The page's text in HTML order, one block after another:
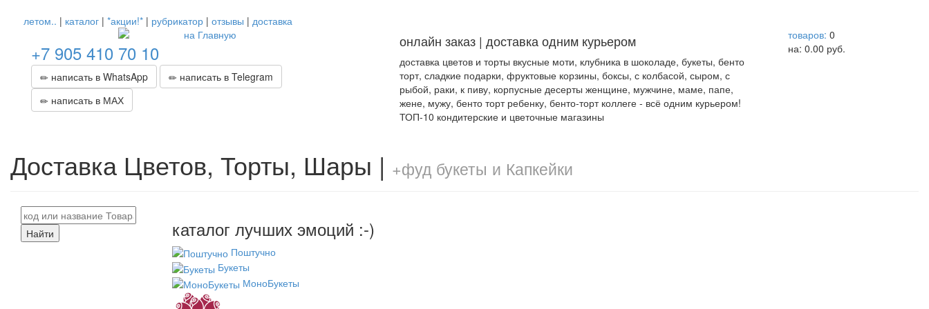
летом.. | каталог | *акции!* | рубрикатор | отзывы | доставка
+7 905 410 70 10
написать в WhatsApp
написать в Telegram
написать в МАХ
онлайн заказ | доставка одним курьером
доставка цветов и торты вкусные моти, клубника в шоколаде, букеты, бенто
торт, сладкие подарки, фруктовые корзины, боксы, с колбасой, сыром, с
рыбой, раки, к пиву, корпусные десерты женщине, мужчине, маме, папе,
жене, мужу, бенто торт ребенку, бенто-торт коллеге - всё одним курьером!
ТОП-10 кондитерские и цветочные магазины
товаров: 0
на: 0.00 руб.
Доставка Цветов, Торты, Шары | +фуд букеты и Капкейки
Найти каталог лучших эмоций :-)
Поштучно
Букеты
МоноБукеты